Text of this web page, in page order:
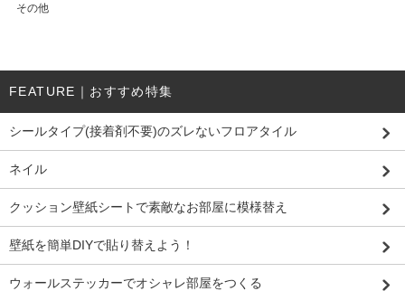
その他
FEATURE｜おすすめ特集
シールタイプ(接着剤不要)のズレないフロアタイル
ネイル
クッション壁紙シートで素敵なお部屋に模様替え
壁紙を簡単DIYで貼り替えよう！
ウォールステッカーでオシャレ部屋をつくる